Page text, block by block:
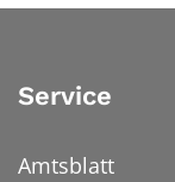
Service
Amtsblatt